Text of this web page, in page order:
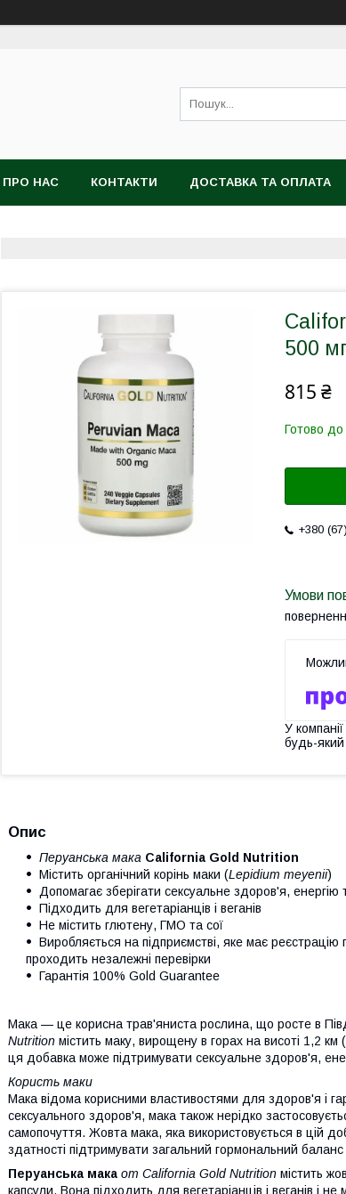
ПРО НАС КОНТАКТИ ДОСТАВКА ТА ОПЛАТА
500
815 ₴
Готово до
+380
У
будь-
Опис
Перуанська мака California Gold Nutrition
Містить органічний корінь маки (Lepidium meyenii)
Допомагає зберігати сексуальне здоров'я, енергію
Підходить для вегетаріанців і веганів
Не містить глютену, ГМО та сої
Виробляється на підприємстві, яке має реєстрацію
проходить незалежні перевірки
Гарантія 100% Gold Guarantee
Мака — це корисна трав'яниста рослина, що росте в
Nutrition містить маку, вирощену в горах на висоті 1,2
ця добавка може підтримувати сексуальне здоров'я,
Користь маки
Мака відома корисними властивостями для здоров'я і
сексуального здоров'я, мака також нерідко
самопочуття. Жовта мака, яка використовується в цій
здатності підтримувати загальний гормональний баланс
Перуанська мака от California Gold Nutrition містить
капсули. Вона підходить для вегетаріанців і веганів і